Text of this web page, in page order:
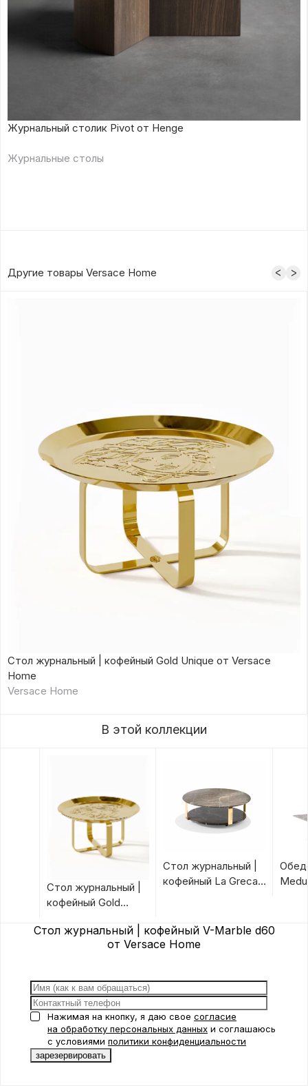
Журнальный столик Pivot от Henge
Журнальные столы
Другие товары Versace Home
Стол журнальный | кофейный Gold Unique от Versace
Home
Versace Home
В этой коллекции
Стол журнальный |
кофейный Gold
Home
Стол журнальный |
кофейный La Greca
Стол журнальный | кофейный V-Marble d60
от Versace Home
Нажимая на кнопку, я даю свое согласие
на обработку персональных данных и соглашаюсь
с условиями политики конфиденциальности